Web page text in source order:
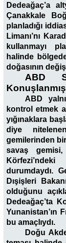
Dedeağaç’a
Çanakkale
planladığı
Limanı’nı
kullanmayı
halinde
doğasının
ABD
ABD
kontrol etmek
yığınaklara
diye
gemilerinden
savaş gemisi,
durumdaydı.
Dışişleri
olduğunu
Dedeağaç’ta
Yunanistan’ın
bu amaçlıydı.
Doğu